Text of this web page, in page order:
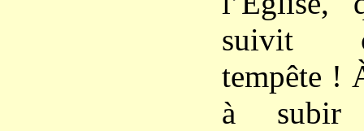
suivit
tempête !
à subir